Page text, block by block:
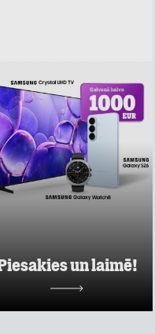
un laimē!
plānu un mājas
interneta
piedāvājumus pie
Tele2 un piedalies
vērtīgu baltvu
izlozē!
Uzzināt vairāk